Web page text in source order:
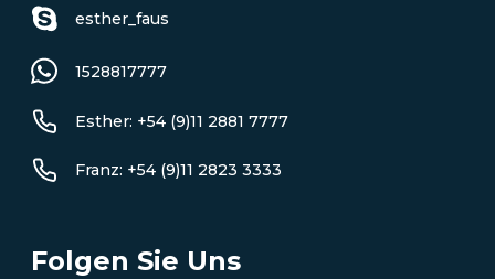
esther_faus
1528817777
Esther: +54 (9)11 2881 7777
Franz: +54 (9)11 2823 3333
Folgen Sie Uns